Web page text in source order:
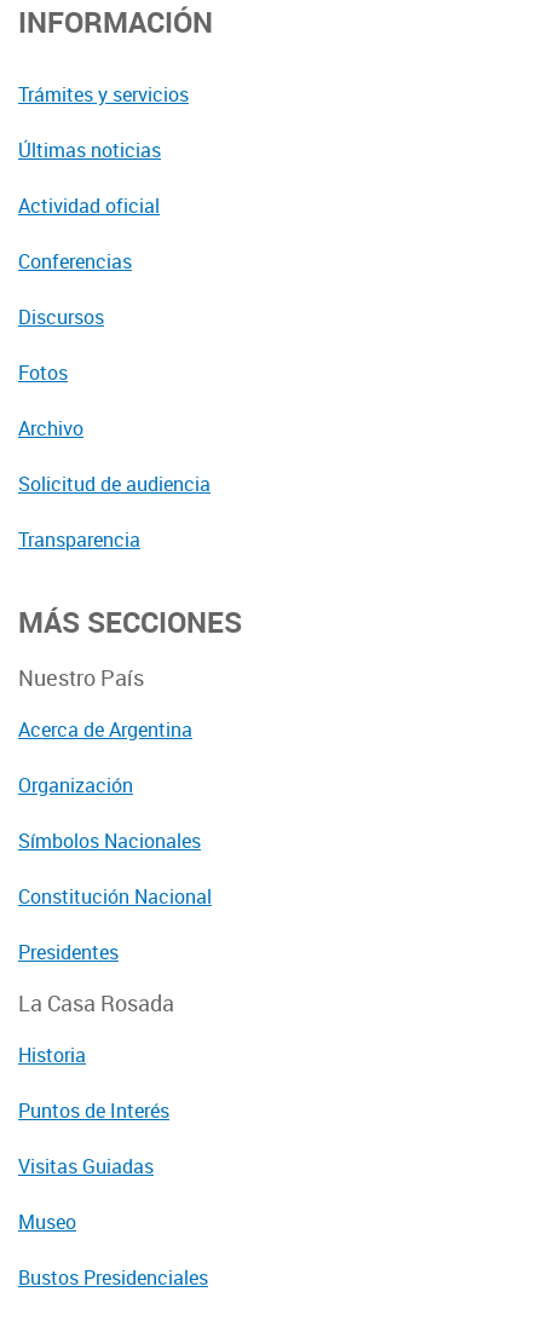
INFORMACIÓN
Trámites y servicios
Últimas noticias
Actividad oficial
Conferencias
Discursos
Fotos
Archivo
Solicitud de audiencia
Transparencia
MÁS SECCIONES
Nuestro País
Acerca de Argentina
Organización
Símbolos Nacionales
Constitución Nacional
Presidentes
La Casa Rosada
Historia
Puntos de Interés
Visitas Guiadas
Museo
Bustos Presidenciales